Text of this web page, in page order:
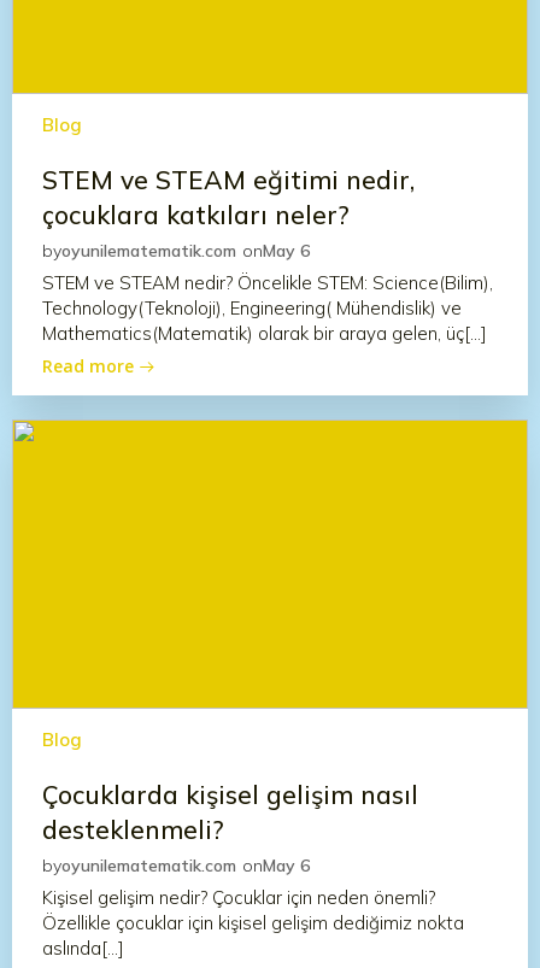
Blog
STEM ve STEAM eğitimi nedir,
çocuklara katkıları neler?
byoyunilematematik.com onMay 6
STEM ve STEAM nedir? Öncelikle STEM: Science(Bilim),
Technology(Teknoloji), Engineering( Mühendislik) ve
Mathematics(Matematik) olarak bir araya gelen, üç[…]
Read more
Blog
Çocuklarda kişisel gelişim nasıl
desteklenmeli?
byoyunilematematik.com onMay 6
Kişisel gelişim nedir? Çocuklar için neden önemli?
Özellikle çocuklar için kişisel gelişim dediğimiz nokta
aslında[…]